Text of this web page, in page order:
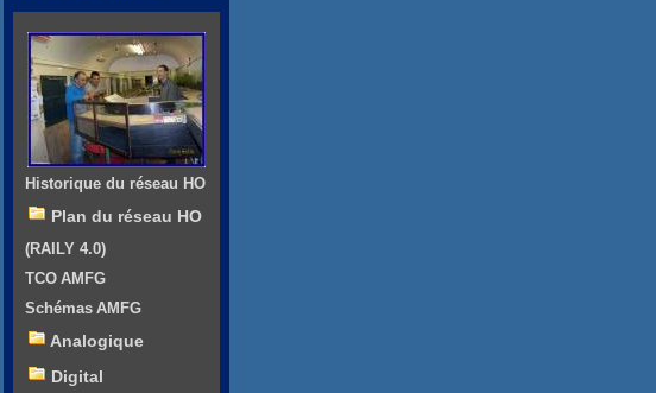
Historique du réseau HO
Plan du réseau HO
(RAILY 4.0)
TCO AMFG
Schémas AMFG
Analogique
Digital